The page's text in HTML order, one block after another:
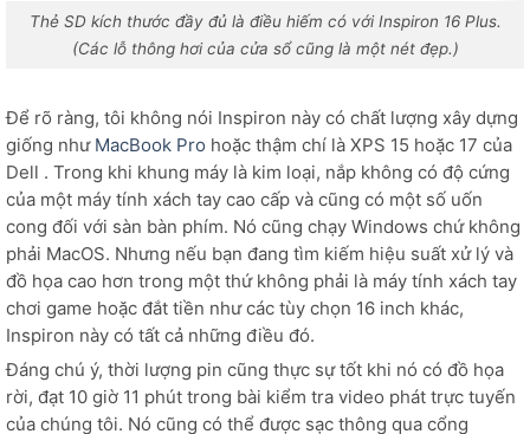
Thẻ SD kích thước đầy đủ là điều hiếm có với Inspiron 16 Plus.
(Các lỗ thông hơi của cửa sổ cũng là một nét đẹp.)
Để rõ ràng, tôi không nói Inspiron này có chất lượng xây dựng
giống như MacBook Pro hoặc thậm chí là XPS 15 hoặc 17 của
Dell . Trong khi khung máy là kim loại, nắp không có độ cứng
của một máy tính xách tay cao cấp và cũng có một số uốn
cong đối với sàn bàn phím. Nó cũng chạy Windows chứ không
phải MacOS. Nhưng nếu bạn đang tìm kiếm hiệu suất xử lý và
đồ họa cao hơn trong một thứ không phải là máy tính xách tay
chơi game hoặc đắt tiền như các tùy chọn 16 inch khác,
Inspiron này có tất cả những điều đó.
Đáng chú ý, thời lượng pin cũng thực sự tốt khi nó có đồ họa
rời, đạt 10 giờ 11 phút trong bài kiểm tra video phát trực tuyến
của chúng tôi. Nó cũng có thể được sạc thông qua cổng